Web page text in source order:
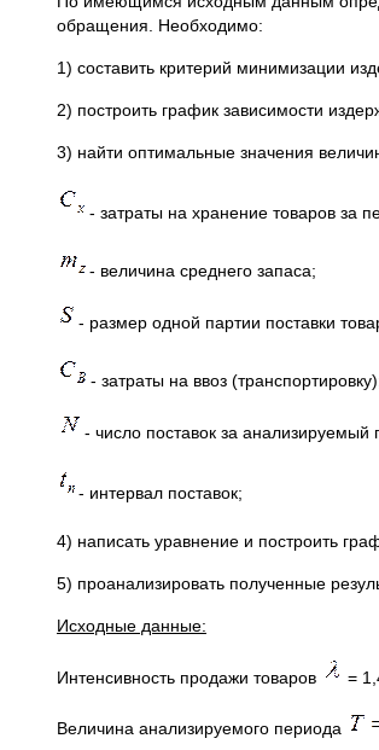
обращения. Необходимо:
1) составить критерий минимизации
2) построить график зависимости
3) найти оптимальные значения
- затраты на хранение товаров за
- величина среднего запаса;
- размер одной партии поставки
- затраты на ввоз
- число поставок за анализируемый
- интервал поставок;
4) написать уравнение и построить
5) проанализировать полученные
Исходные данные:
Интенсивность продажи товаров =
Величина анализируемого периода